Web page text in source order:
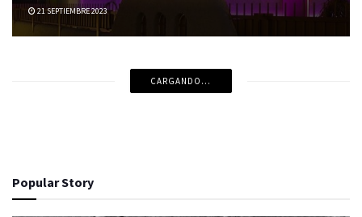
21 SEPTIEMBRE 2023
CARGANDO...
Popular Story